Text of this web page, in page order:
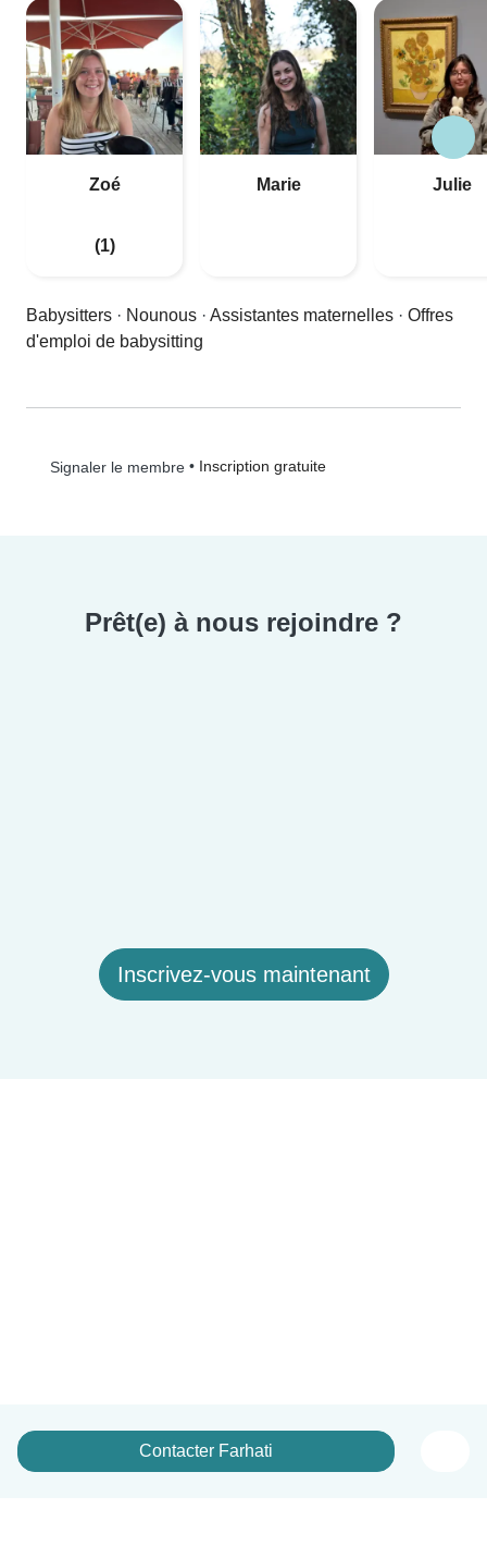
Zoé
(1)
Marie Julie
Babysitters · Nounous · Assistantes maternelles · Offres
d'emploi de babysitting
Signaler le membre• Inscription gratuite
Prêt(e) à nous rejoindre ?
Inscrivez-vous maintenant
Contacter Farhati